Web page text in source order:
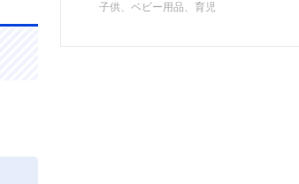
子供、ベビー用品、育児